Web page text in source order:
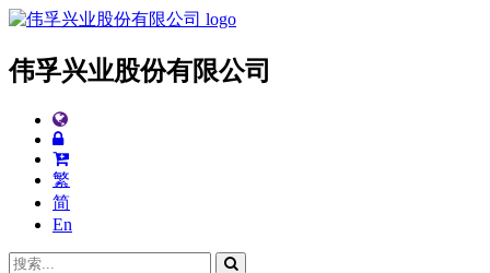
伟孚兴业股份有限公司
繁
简
En